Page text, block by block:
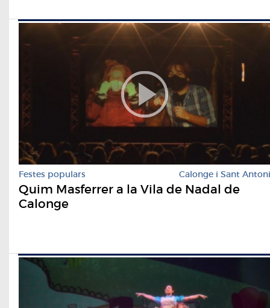
Festes populars Calonge i Sant Antoni
Quim Masferrer a la Vila de Nadal de
Calonge